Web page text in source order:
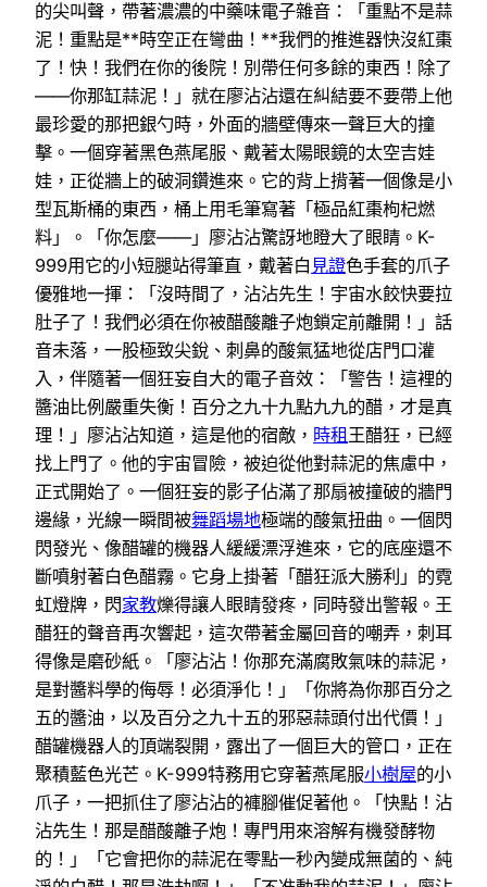
的尖叫聲，帶著濃濃的中藥味電子雜音：「重點不是蒜
泥！重點是**時空正在彎曲！**我們的推進器快沒紅棗
了！快！我們在你的後院！別帶任何多餘的東西！除了
——你那缸蒜泥！」就在廖沾沾還在糾結要不要帶上他
最珍愛的那把銀勺時，外面的牆壁傳來一聲巨大的撞
擊。一個穿著黑色燕尾服、戴著太陽眼鏡的太空吉娃
娃，正從牆上的破洞鑽進來。它的背上揹著一個像是小
型瓦斯桶的東西，桶上用毛筆寫著「極品紅棗枸杞燃
料」。「你怎麼——」廖沾沾驚訝地瞪大了眼睛。K-
999用它的小短腿站得筆直，戴著白 見證色手套的爪子
優雅地一揮：「沒時間了，沾沾先生！宇宙水餃快要拉
肚子了！我們必須在你被醋酸離子炮鎖定前離開！」話
音未落，一股極致尖銳、刺鼻的酸氣猛地從店門口灌
入，伴隨著一個狂妄自大的電子音效：「警告！這裡的
醬油比例嚴重失衡！百分之九十九點九九的醋，才是真
理！」廖沾沾知道，這是他的宿敵， 時租 王醋狂，已經
找上門了。他的宇宙冒險，被迫從他對蒜泥的焦慮中，
正式開始了。一個狂妄的影子佔滿了那扇被撞破的牆門
邊緣，光線一瞬間被舞蹈場地極端的酸氣扭曲。一個閃
閃發光、像醋罐的機器人緩緩漂浮進來，它的底座還不
斷噴射著白色醋霧。它身上掛著「醋狂派大勝利」的霓
虹燈牌，閃家教爍得讓人眼睛發疼，同時發出警報。王
醋狂的聲音再次響起，這次帶著金屬回音的嘲弄，刺耳
得像是磨砂紙。「廖沾沾！你那充滿腐敗氣味的蒜泥，
是對醬料學的侮辱！必須淨化！」「你將為你那百分之
五的醬油，以及百分之九十五的邪惡蒜頭付出代價！」
醋罐機器人的頂端裂開，露出了一個巨大的管口，正在
聚積藍色光芒。K-999特務用它穿著燕尾服小樹屋的小
爪子，一把抓住了廖沾沾的褲腳催促著他。「快點！沾
沾先生！那是醋酸離子炮！專門用來溶解有機發酵物
的！」「它會把你的蒜泥在零點一秒內變成無菌的、純